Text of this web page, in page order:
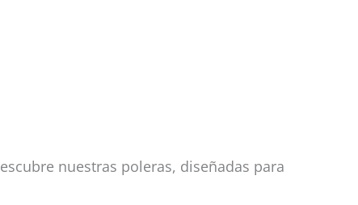
nuestras poleras, diseñadas para